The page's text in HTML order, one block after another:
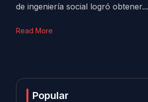
de ingeniería social logró obtener...
Read More
Popular